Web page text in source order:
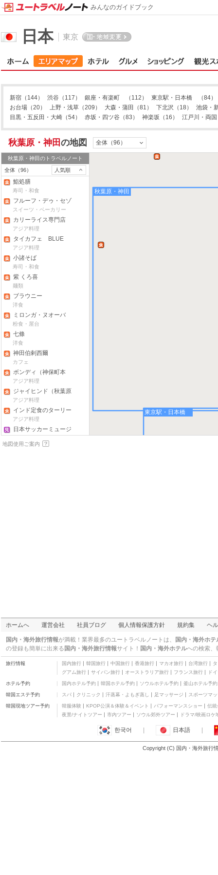
日本 東京
新宿 （144） 渋谷 （117） 銀座・有楽町 （112） 東京駅・日本橋
（84）
お台場 （20） 上野・浅草 （209） 大森・蒲田 （81） 下北沢 （18）
池袋・
目黒・五反田・大崎 （54） 赤坂・四ツ谷 （83） 神楽坂 （16） 江戸川・両国
秋葉原・神田 の地図 全体（96）
秋葉原・神田のトラベルノート
全体（96）
人気順
鮨処膳
寿司・和食
フルーフ・デゥ・セゾ
ン
スイーツ・ベーカリー
カリーライス専門店
エチオピア（本店）
アジア料理
タイカフェ BLUE
PAPAYA
アジア料理
小諸そば
寿司・和食
紫 くろ喜
麺類
ブラウニー
洋食
ミロンガ・ヌオーバ
粉食・屋台
七條
洋食
神田伯剌西爾
カフェ
ボンディ（神保町本
店）
アジア料理
ジャイヒンド（秋葉原
店）
アジア料理
インド定食のターリー
屋
アジア料理
日本サッカーミュージ
アム
焼肉韓菜 福寿 秋葉原店
酔ってけ
居酒屋/ＢＡＲ
ラ・コシーナ・デ・ガ
ストン
洋食
YMCA アジア ユース セ
ンター
二つ星
STUDIO Akihabara
三つ星
秋葉原ホテル3000 - ホ
ステル
二つ星
アパホテル〈日本橋 馬
二つ星
東京駅・日本橋
秋葉原・神田
地図使用ご案内
みんなのガイドブック
ホームへ 運営会社 社員ブログ 個人情報保護方針 規約集 ヘ
国内・海外旅行情報が満載！業界最多のユートラベルノートは、
国内・海外ホ
の登録も簡単に出来る 国内・海外旅行情報サイト！ 国内・海外ホテルへの検索、
旅行情報 国内旅行 韓国旅行 中国旅行 香港旅行 マカオ旅行 台湾旅行
グアム旅行
サイパン旅行 オーストラリア旅行 フランス旅行 ド
ホテル予約 国内ホテル予約 韓国ホテル予約 ソウルホテル予約 釜山ホテル予約
韓国エステ予約 スパ クリニック 汗蒸幕・よもぎ蒸し 足マッサージ スポーツマ
韓国現地ツアー予約 韓服体験 KPOP公演＆体験＆イベント パフォーマンスショー
伝統
夜景/ナイトツアー
市内ツアー ソウル郊外ツアー ドラマ/映画ロケ
한국어 日本語
Copyright (C) 国内・海外旅行